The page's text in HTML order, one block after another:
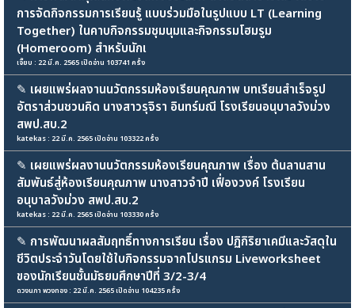
การจัดกิจกรรมการเรียนรู้ แบบร่วมมือในรูปแบบ LT (Learning
Together) ในคาบกิจกรรมชุมนุมและกิจกรรมโฮมรูม
(Homeroom) สำหรับนักเ
เจี๊ยบ : 22 มี.ค. 2565 เปิดอ่าน 103741 ครั้ง
✎ เผยแพร่ผลงานนวัตกรรมห้องเรียนคุณภาพ บทเรียนสำเร็จรูป
อัตราส่วนชวนคิด นางสาวรุจิรา อินทร์มณี โรงเรียนอนุบาลวังม่วง
สพป.สบ.2
katekas : 22 มี.ค. 2565 เปิดอ่าน 103322 ครั้ง
✎ เผยแพร่ผลงานนวัตกรรมห้องเรียนคุณภาพ เรื่อง ต้นลานสาน
สัมพันธ์สู่ห้องเรียนคุณภาพ นางสาวจำปี เฟื่องวงค์ โรงเรียน
อนุบาลวังม่วง สพป.สบ.2
katekas : 22 มี.ค. 2565 เปิดอ่าน 103330 ครั้ง
✎ การพัฒนาผลสัมฤทธิ์ทางการเรียน เรื่อง ปฏิกิริยาเคมีและวัสดุใน
ชีวิตประจำวันโดยใช้ใบกิจกรรมจากโปรแกรม Liveworksheet
ของนักเรียนชั้นมัธยมศึกษาปีที่ 3/2-3/4
ดวงนภา พวงทอง : 22 มี.ค. 2565 เปิดอ่าน 104235 ครั้ง